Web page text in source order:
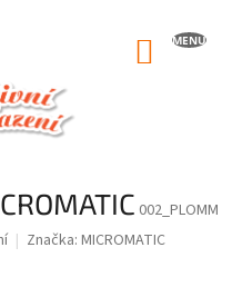
002_PLOMM
Značka: MICROMATIC